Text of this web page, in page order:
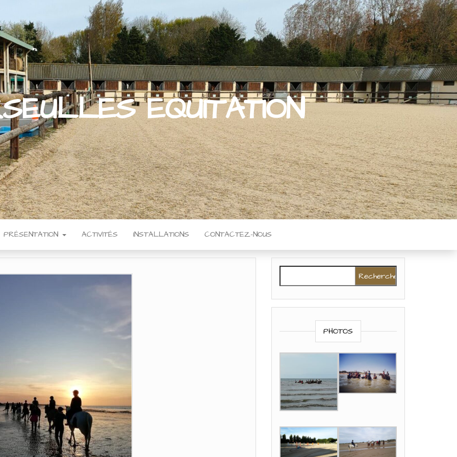
EQUITATION
PRÉSENTATION ACTIVITÉS INSTALLATIONS CONTACTEZ-NOUS
PHOTOS